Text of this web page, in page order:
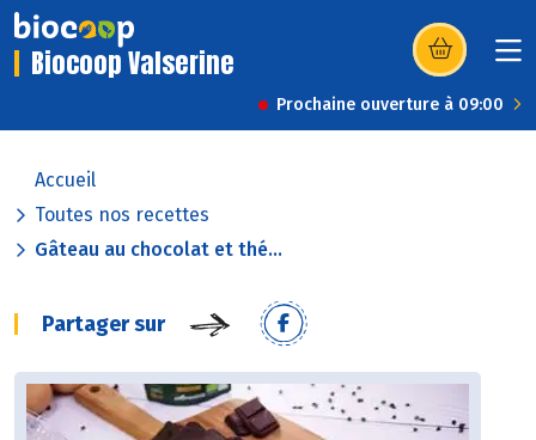
Biocoop Valserine (s’ouvre dans
Prochaine ouverture à 09:00
Accueil
Toutes nos recettes
Gâteau au chocolat et thé...
Partager sur